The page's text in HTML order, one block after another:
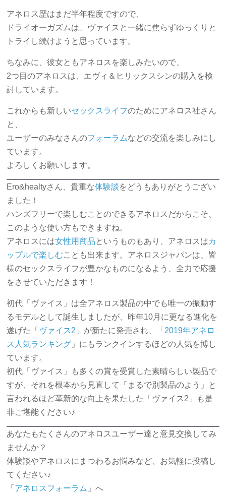
アネロス歴はまだ半年程度ですので、
ドライオーガズムは、ヴァイスと一緒に焦らずゆっくりと
トライし続けようと思っています。
ちなみに、彼女ともアネロスを楽しみたいので、
2つ目のアネロスは、エヴィ＆ヒリックスシンの購入を検
討しています。
これからも新しいセックスライフのためにアネロス社さん
と、
ユーザーのみなさんのフォーラムなどの交流を楽しみにし
ています。
よろしくお願いします。
Ero&healtyさん、貴重な体験談をどうもありがとうござい
ました！
ハンズフリーで楽しむことのできるアネロスだからこそ、
このような使い方もできますね。
アネロスには女性用商品 というものもあり、アネロスはカ
ップルで楽しむことも出来ます。アネロスジャパンは、皆
様のセックスライフが豊かなものになるよう、全力で応援
をさせていただきます！
初代「ヴァイス」は全アネロス製品の中でも唯一の振動す
るモデルとして誕生しましたが、昨年10月に更なる進化を
遂げた「 ヴァイス2 」が新たに発売され、「 2019年アネロ
ス人気ランキング 」にもランクインするほどの人気を博し
ています。
初代「ヴァイス」も多くの賞を受賞した素晴らしい製品で
すが、それを根本から見直して「まるで別製品のよう」と
言われるほど革新的な向上を果たした「ヴァイス2」も是
非ご堪能ください♪
あなたもたくさんのアネロスユーザー達と意見交換してみ
ませんか？
体験談やアネロスにまつわるお悩みなど、お気軽に投稿し
てください♪
「 アネロスフォーラム 」へ